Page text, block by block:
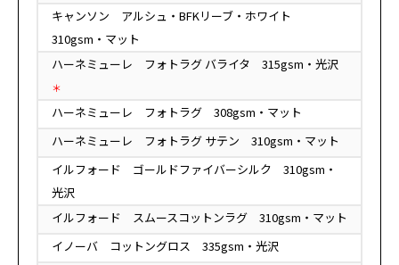
キャンソン アルシュ・BFKリーブ・ホワイト
310gsm・マット
ハーネミューレ フォトラグ バライタ 315gsm・光沢
＊
ハーネミューレ フォトラグ 308gsm・マット
ハーネミューレ フォトラグ サテン 310gsm・マット
イルフォード ゴールドファイバーシルク 310gsm・
光沢
イルフォード スムースコットンラグ 310gsm・マット
イノーバ コットングロス 335gsm・光沢